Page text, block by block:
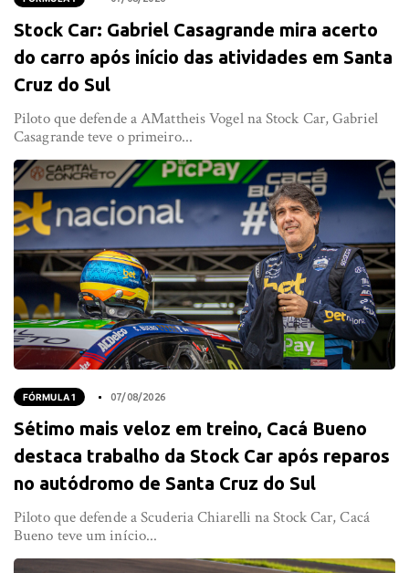
Stock Car: Gabriel Casagrande mira acerto
do carro após início das atividades em Santa
Cruz do Sul
Piloto que defende a AMattheis Vogel na Stock Car, Gabriel
Casagrande teve o primeiro...
FÓRMULA 1 07/08/2026
Sétimo mais veloz em treino, Cacá Bueno
destaca trabalho da Stock Car após reparos
no autódromo de Santa Cruz do Sul
Piloto que defende a Scuderia Chiarelli na Stock Car, Cacá
Bueno teve um início...